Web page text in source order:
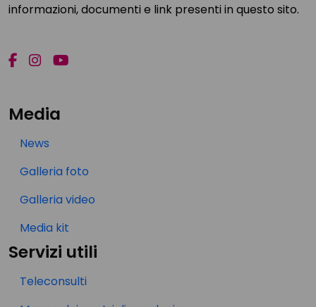
informazioni, documenti e link presenti in questo sito.
Media
News
Galleria foto
Galleria video
Media kit
Servizi utili
Teleconsulti